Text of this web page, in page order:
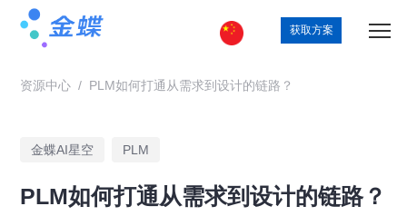
获取方案
资源中心 / PLM如何打通从需求到设计的链路？
金蝶AI星空 PLM
PLM如何打通从需求到设计的链路？